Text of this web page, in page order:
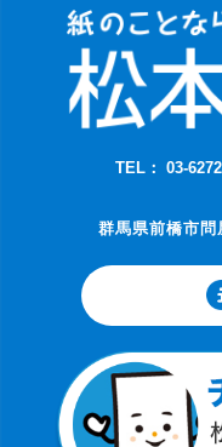
TEL： 03-
群馬県前橋市問